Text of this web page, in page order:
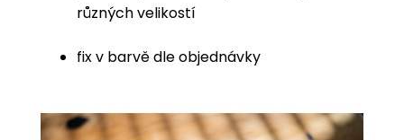
různých velikostí
fix v barvě dle objednávky